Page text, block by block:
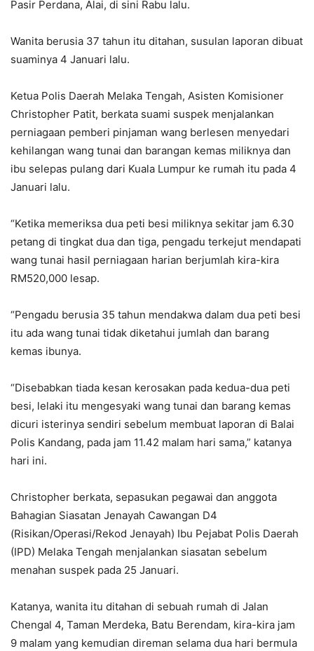
Pasir Perdana, Alai, di sini Rabu lalu.
Wanita berusia 37 tahun itu ditahan, susulan laporan dibuat
suaminya 4 Januari lalu.
Ketua Polis Daerah Melaka Tengah, Asisten Komisioner
Christopher Patit, berkata suami suspek menjalankan
perniagaan pemberi pinjaman wang berlesen menyedari
kehilangan wang tunai dan barangan kemas miliknya dan
ibu selepas pulang dari Kuala Lumpur ke rumah itu pada 4
Januari lalu.
“Ketika memeriksa dua peti besi miliknya sekitar jam 6.30
petang di tingkat dua dan tiga, pengadu terkejut mendapati
wang tunai hasil perniagaan harian berjumlah kira-kira
RM520,000 lesap.
“Pengadu berusia 35 tahun mendakwa dalam dua peti besi
itu ada wang tunai tidak diketahui jumlah dan barang
kemas ibunya.
“Disebabkan tiada kesan kerosakan pada kedua-dua peti
besi, lelaki itu mengesyaki wang tunai dan barang kemas
dicuri isterinya sendiri sebelum membuat laporan di Balai
Polis Kandang, pada jam 11.42 malam hari sama,” katanya
hari ini.
Christopher berkata, sepasukan pegawai dan anggota
Bahagian Siasatan Jenayah Cawangan D4
(Risikan/Operasi/Rekod Jenayah) Ibu Pejabat Polis Daerah
(IPD) Melaka Tengah menjalankan siasatan sebelum
menahan suspek pada 25 Januari.
Katanya, wanita itu ditahan di sebuah rumah di Jalan
Chengal 4, Taman Merdeka, Batu Berendam, kira-kira jam
9 malam yang kemudian direman selama dua hari bermula